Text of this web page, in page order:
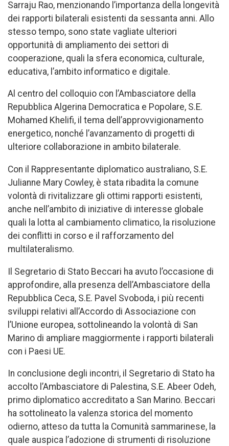
Sarraju Rao, menzionando l’importanza della longevità
dei rapporti bilaterali esistenti da sessanta anni. Allo
stesso tempo, sono state vagliate ulteriori
opportunità di ampliamento dei settori di
cooperazione, quali la sfera economica, culturale,
educativa, l’ambito informatico e digitale.
Al centro del colloquio con l’Ambasciatore della
Repubblica Algerina Democratica e Popolare, S.E.
Mohamed Khelifi, il tema dell’approvvigionamento
energetico, nonché l’avanzamento di progetti di
ulteriore collaborazione in ambito bilaterale.
Con il Rappresentante diplomatico australiano, S.E.
Julianne Mary Cowley, è stata ribadita la comune
volontà di rivitalizzare gli ottimi rapporti esistenti,
anche nell’ambito di iniziative di interesse globale
quali la lotta al cambiamento climatico, la risoluzione
dei conflitti in corso e il rafforzamento del
multilateralismo.
Il Segretario di Stato Beccari ha avuto l’occasione di
approfondire, alla presenza dell’Ambasciatore della
Repubblica Ceca, S.E. Pavel Svoboda, i più recenti
sviluppi relativi all’Accordo di Associazione con
l’Unione europea, sottolineando la volontà di San
Marino di ampliare maggiormente i rapporti bilaterali
con i Paesi UE.
In conclusione degli incontri, il Segretario di Stato ha
accolto l’Ambasciatore di Palestina, S.E. Abeer Odeh,
primo diplomatico accreditato a San Marino. Beccari
ha sottolineato la valenza storica del momento
odierno, atteso da tutta la Comunità sammarinese, la
quale auspica l’adozione di strumenti di risoluzione